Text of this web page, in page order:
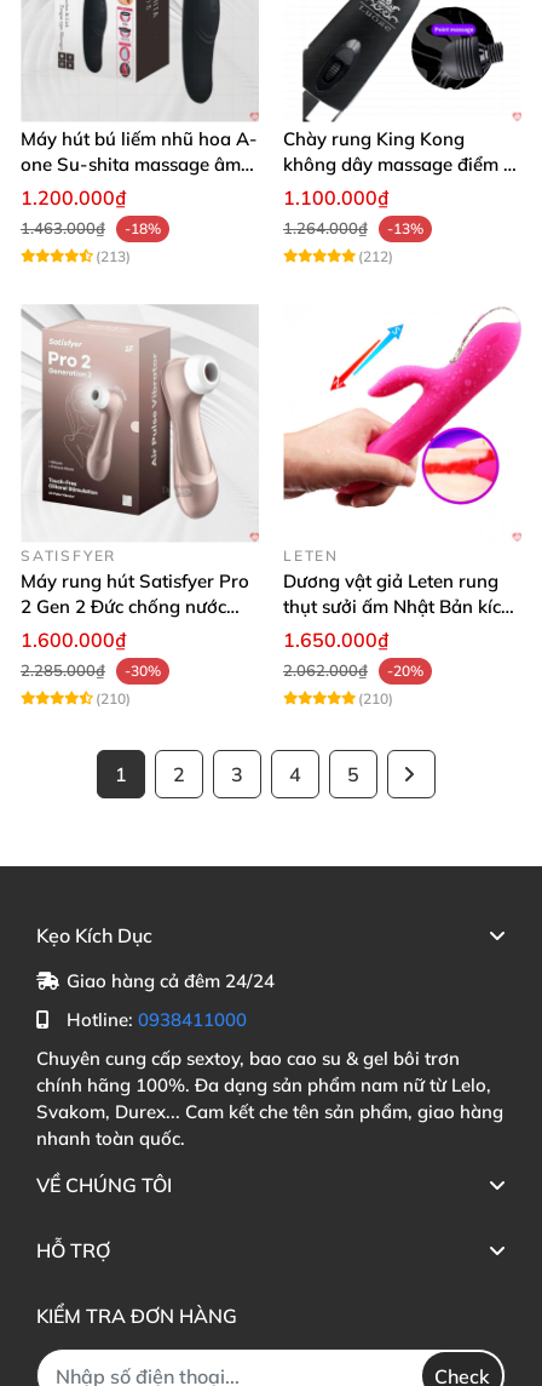
Máy hút bú liếm nhũ hoa A-
one Su-shita massage âm
đạo độc đáo
1.200.000₫
1.463.000₫
-18%
(213)
Chày rung King Kong
không dây massage điểm G
sạc USB tiện lợi cao cấp
1.100.000₫
1.264.000₫
-13%
(212)
SATISFYER
Máy rung hút Satisfyer Pro
2 Gen 2 Đức chống nước
massage điểm G sạc pin
1.600.000₫
2.285.000₫
-30%
(210)
LETEN
Dương vật giả Leten rung
thụt sưởi ấm Nhật Bản kích
thích điểm G
1.650.000₫
2.062.000₫
-20%
(210)
1 2 3 4 5
Kẹo Kích Dục
Giao hàng cả đêm 24/24
Hotline: 0938411000
Chuyên cung cấp sextoy, bao cao su & gel bôi trơn
chính hãng 100%. Đa dạng sản phẩm nam nữ từ Lelo,
Svakom, Durex... Cam kết che tên sản phẩm, giao hàng
nhanh toàn quốc.
VỀ CHÚNG TÔI
HỖ TRỢ
KIỂM TRA ĐƠN HÀNG
Check